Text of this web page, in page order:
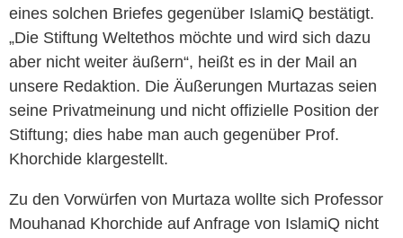
eines solchen Briefes gegenüber IslamiQ bestätigt.
„Die Stiftung Weltethos möchte und wird sich dazu
aber nicht weiter äußern“, heißt es in der Mail an
unsere Redaktion. Die Äußerungen Murtazas seien
seine Privatmeinung und nicht offizielle Position der
Stiftung; dies habe man auch gegenüber Prof.
Khorchide klargestellt.
Zu den Vorwürfen von Murtaza wollte sich Professor
Mouhanad Khorchide auf Anfrage von IslamiQ nicht